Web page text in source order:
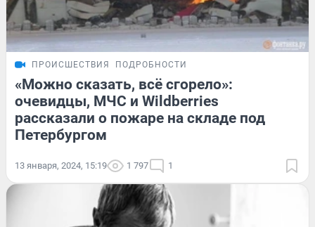
ПРОИСШЕСТВИЯ ПОДРОБНОСТИ
«Можно сказать, всё сгорело»:
очевидцы, МЧС и Wildberries
рассказали о пожаре на складе под
Петербургом
13 января, 2024, 15:19 1 797 1